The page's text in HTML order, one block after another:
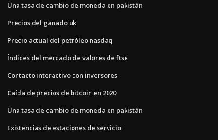
Una tasa de cambio de moneda en pakistán
Precios del ganado uk
Precio actual del petróleo nasdaq
Índices del mercado de valores de ftse
Contacto interactivo con inversores
Caída de precios de bitcoin en 2020
Una tasa de cambio de moneda en pakistán
Existencias de estaciones de servicio